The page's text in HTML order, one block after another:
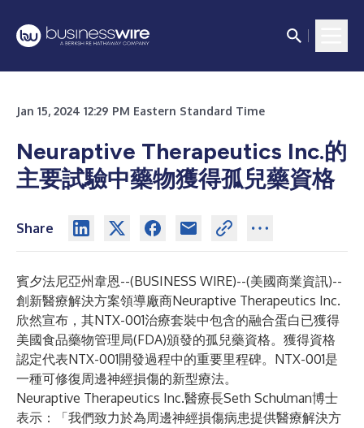
Jan 15, 2024 12:29 PM Eastern Standard Time
Neuraptive Therapeutics Inc.的
主要試驗中藥物獲得孤兒藥資格
Share
賓夕法尼亞州韋恩--(BUSINESS WIRE)--(美國商業資訊)--
創新醫療解決方案領導廠商Neuraptive Therapeutics Inc.
欣然宣布，其NTX-001治療套裝中包含的融合蛋白已獲得
美國食品藥物管理局(FDA)頒發的孤兒藥資格。獲得資格
認定代表NTX-001開發過程中的重要里程碑。NTX-001是
一種可修復周邊神經損傷的新型療法。
Neuraptive Therapeutics Inc.醫療長Seth Schulman博士
表示：「我們致力於為周邊神經損傷病患提供醫療解決方